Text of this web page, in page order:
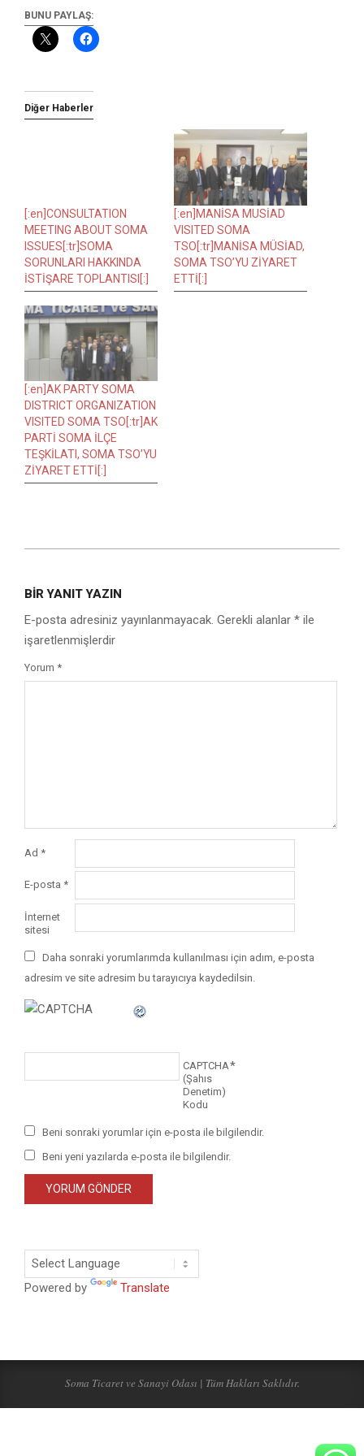
BUNU PAYLAŞ:
Diğer Haberler
[:en]CONSULTATION
MEETING ABOUT SOMA
ISSUES[:tr]SOMA
SORUNLARI HAKKINDA
İSTİŞARE TOPLANTISI[:]
[:en]MANİSA MUSİAD
VISITED SOMA
TSO[:tr]MANİSA MÜSİAD,
SOMA TSO’YU ZİYARET
ETTİ[:]
[:en]AK PARTY SOMA
DISTRICT ORGANIZATION
VISITED SOMA TSO[:tr]AK
PARTİ SOMA İLÇE
TEŞKİLATI, SOMA TSO’YU
ZİYARET ETTİ[:]
26
BIR YANIT YAZIN
E-posta adresiniz yayınlanmayacak. Gerekli alanlar * ile
işaretlenmişlerdir
Yorum *
Ad *
E-posta *
İnternet
sitesi
Daha sonraki yorumlarımda kullanılması için adım, e-posta
adresim ve site adresim bu tarayıcıya kaydedilsin.
CAPTCHA
(Şahıs
Denetim)
Kodu
*
Beni sonraki yorumlar için e-posta ile bilgilendir.
Beni yeni yazılarda e-posta ile bilgilendir.
Powered by Translate
Soma Ticaret ve Sanayi Odası | Tüm Hakları Saklıdır.